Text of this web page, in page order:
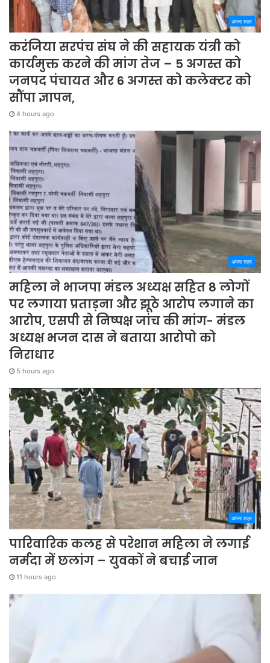
अपना शहर
करंजिया सरपंच संघ ने की सहायक यंत्री को
कार्यमुक्त करने की मांग तेज – 5 अगस्त को
जनपद पंचायत और 6 अगस्त को कलेक्टर को
सौंपा ज्ञापन,
4 hours ago
अपना शहर
महिला ने भाजपा मंडल अध्यक्ष सहित 8 लोगों
पर लगाया प्रताड़ना और झूठे आरोप लगाने का
आरोप, एसपी से निष्पक्ष जांच की मांग- मंडल
अध्यक्ष भजन दास ने बताया आरोपो को
निराधार
5 hours ago
अपना शहर
पारिवारिक कलह से परेशान महिला ने लगाई
नर्मदा में छलांग – युवकों ने बचाई जान
11 hours ago